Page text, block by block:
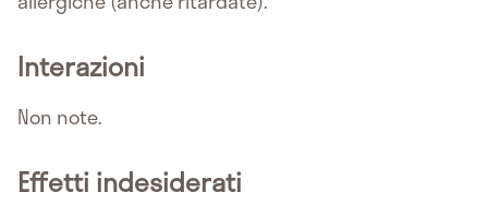
Interazioni
Non note.
Effetti indesiderati